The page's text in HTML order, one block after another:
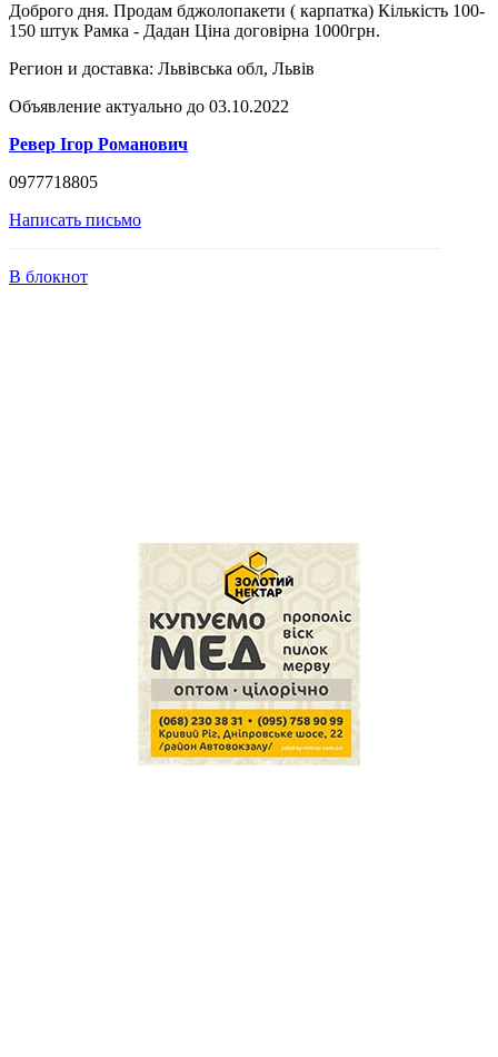
Доброго дня. Продам бджолопакети ( карпатка) Кількість 100-
150 штук Рамка - Дадан Ціна договірна 1000грн.
Регион и доставка: Львівська обл, Львів
Объявление актуально до 03.10.2022
Ревер Ігор Романович
0977718805
Написать письмо
В блокнот